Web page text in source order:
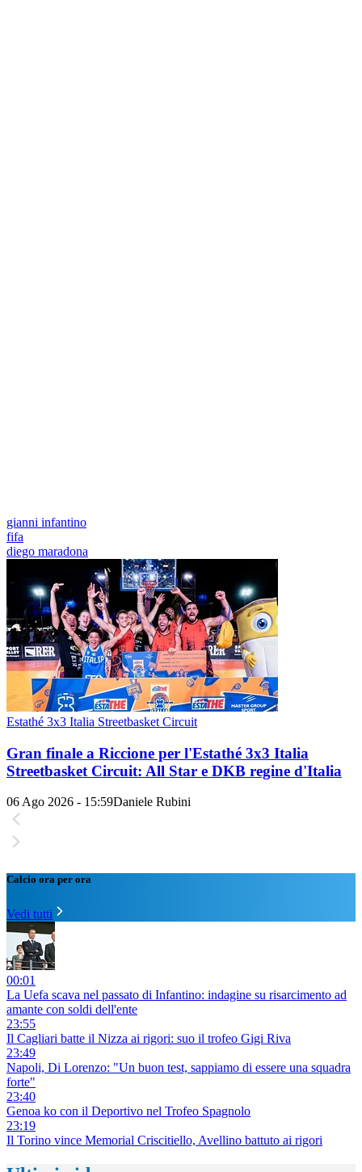
gianni infantino
fifa
diego maradona
Estathé 3x3 Italia Streetbasket Circuit
Gran finale a Riccione per l'Estathé 3x3 Italia
Streetbasket Circuit: All Star e DKB regine d'Italia
06 Ago 2026 - 15:59Daniele Rubini
Calcio ora per ora
Vedi tutti
00:01
La Uefa scava nel passato di Infantino: indagine su risarcimento ad
amante con soldi dell'ente
23:55
Il Cagliari batte il Nizza ai rigori: suo il trofeo Gigi Riva
23:49
Napoli, Di Lorenzo: "Un buon test, sappiamo di essere una squadra
forte"
23:40
Genoa ko con il Deportivo nel Trofeo Spagnolo
23:19
Il Torino vince Memorial Criscitiello, Avellino battuto ai rigori